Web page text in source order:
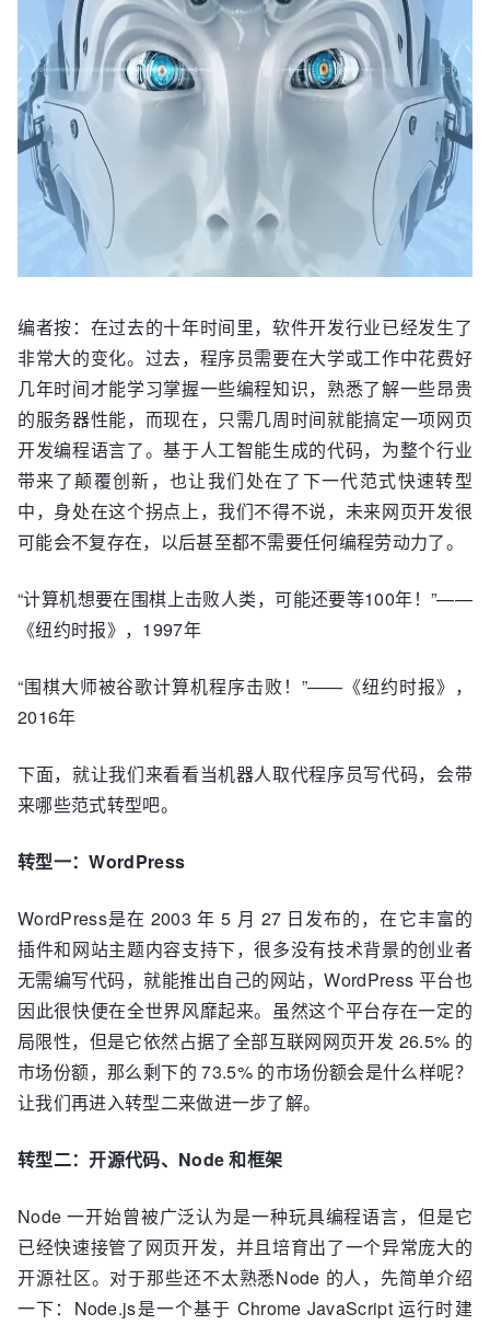
编者按：在过去的十年时间里，软件开发行业已经发生了
非常大的变化。过去，程序员需要在大学或工作中花费好
几年时间才能学习掌握一些编程知识，熟悉了解一些昂贵
的服务器性能，而现在，只需几周时间就能搞定一项网页
开发编程语言了。基于人工智能生成的代码，为整个行业
带来了颠覆创新，也让我们处在了下一代范式快速转型
中，身处在这个拐点上，我们不得不说，未来网页开发很
可能会不复存在，以后甚至都不需要任何编程劳动力了。
“计算机想要在围棋上击败人类，可能还要等100年！”——
《纽约时报》，1997年
“围棋大师被谷歌计算机程序击败！”——《纽约时报》，
2016年
下面，就让我们来看看当机器人取代程序员写代码，会带
来哪些范式转型吧。
转型一：WordPress
WordPress是在 2003 年 5 月 27 日发布的，在它丰富的
插件和网站主题内容支持下，很多没有技术背景的创业者
无需编写代码，就能推出自己的网站，WordPress 平台也
因此很快便在全世界风靡起来。虽然这个平台存在一定的
局限性，但是它依然占据了全部互联网网页开发 26.5% 的
市场份额，那么剩下的 73.5% 的市场份额会是什么样呢？
让我们再进入转型二来做进一步了解。
转型二：开源代码、Node 和框架
Node 一开始曾被广泛认为是一种玩具编程语言，但是它
已经快速接管了网页开发，并且培育出了一个异常庞大的
开源社区。对于那些还不太熟悉Node 的人，先简单介绍
一下：Node.js是一个基于 Chrome JavaScript 运行时建